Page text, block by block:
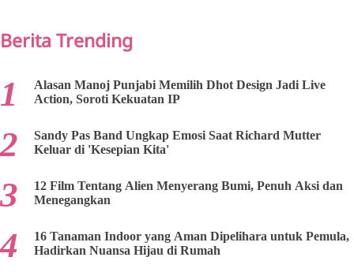
Berita Trending
Alasan Manoj Punjabi Memilih Dhot Design Jadi Live
Action, Soroti Kekuatan IP
Sandy Pas Band Ungkap Emosi Saat Richard Mutter
Keluar di 'Kesepian Kita'
12 Film Tentang Alien Menyerang Bumi, Penuh Aksi dan
Menegangkan
16 Tanaman Indoor yang Aman Dipelihara untuk Pemula,
Hadirkan Nuansa Hijau di Rumah